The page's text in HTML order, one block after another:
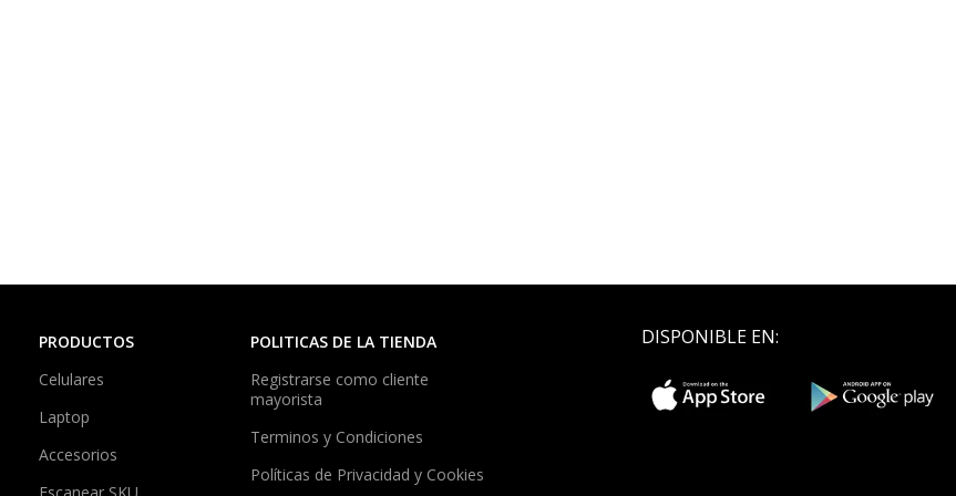
PRODUCTOS
Celulares
Laptop
Accesorios
POLITICAS DE LA TIENDA
Registrarse como cliente
mayorista
Terminos y Condiciones
Políticas de Privacidad y Cookies
DISPONIBLE EN: